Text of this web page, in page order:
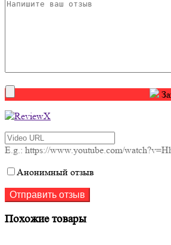
E.g.: https://www.youtube.com/
Анонимный отзыв
Похожие товары